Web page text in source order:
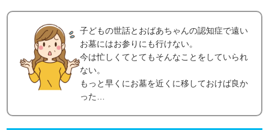
子どもの世話とおばあちゃんの認知症で遠い
お墓にはお参りにも行けない。
今は忙しくてとてもそんなことをしていられ
ない。
もっと早くにお墓を近くに移しておけば良か
った…